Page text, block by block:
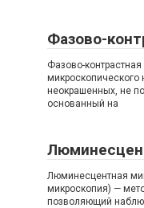
Фазово-
Фазово-
неокрашенных, не
основанный на
Люминесцентная
микроскопия) —
позволяющий